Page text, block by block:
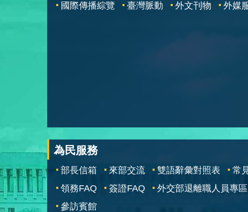
國際傳播綜覽 臺灣脈動 外文刊物 外媒
為民服務
部長信箱 來部交流 雙語辭彙對照表
常
領務FAQ
簽證FAQ 外交部退離職人員專區
參訪賓館